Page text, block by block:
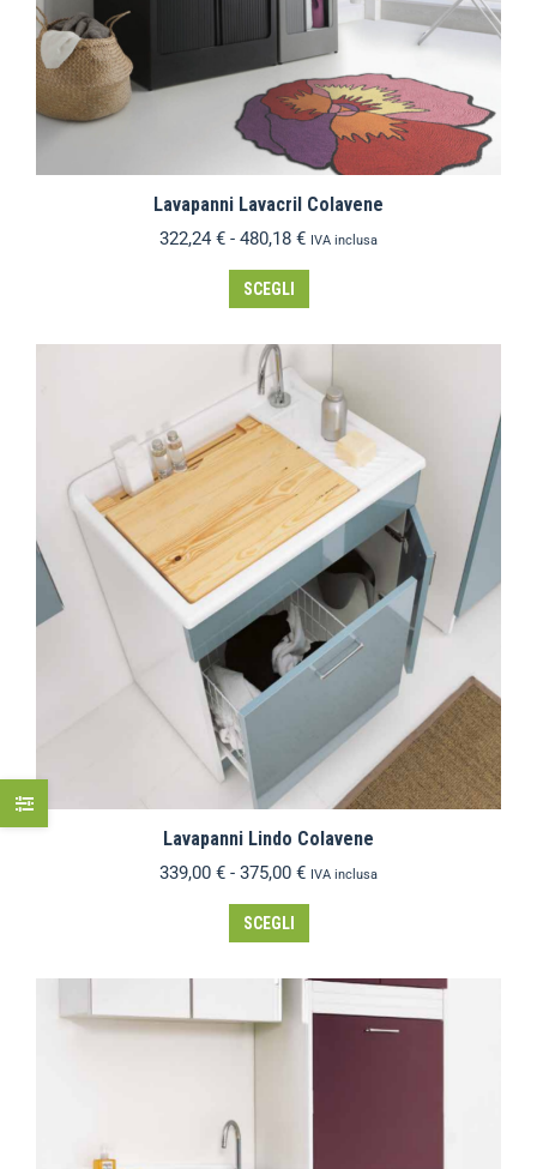
Lavapanni Lavacril Colavene
322,24 € - 480,18 € IVA inclusa
SCEGLI
Lavapanni Lindo Colavene
339,00 € - 375,00 € IVA inclusa
SCEGLI